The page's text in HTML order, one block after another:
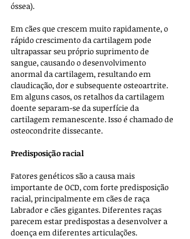
óssea).
Em cães que crescem muito rapidamente, o
rápido crescimento da cartilagem pode
ultrapassar seu próprio suprimento de
sangue, causando o desenvolvimento
anormal da cartilagem, resultando em
claudicação, dor e subsequente osteoartrite.
Em alguns casos, os retalhos da cartilagem
doente separam-se da superfície da
cartilagem remanescente. Isso é chamado de
osteocondrite dissecante.
Predisposição racial
Fatores genéticos são a causa mais
importante de OCD, com forte predisposição
racial, principalmente em cães de raça
Labrador e cães gigantes. Diferentes raças
parecem estar predispostas a desenvolver a
doença em diferentes articulações.